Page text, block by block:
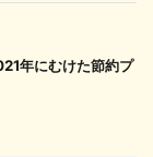
年にむけた節約プ